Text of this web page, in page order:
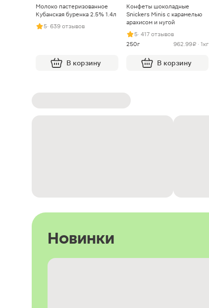
Молоко пастеризованное
Кубанская буренка 2.5% 1.4л
5· 639 отзывов
В корзину
Конфеты шоколадные
Snickers Minis с карамелью
арахисом и нугой
5· 417 отзывов
250г
962.99 ₽ · 1кг
В корзину
Новинки